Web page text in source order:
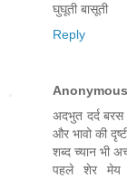
घुघूती बासूती
Reply
Anonymous
अदभुत दर्द बरस
और भावो की
शब्द च्यान भी
पहले शेर मेय